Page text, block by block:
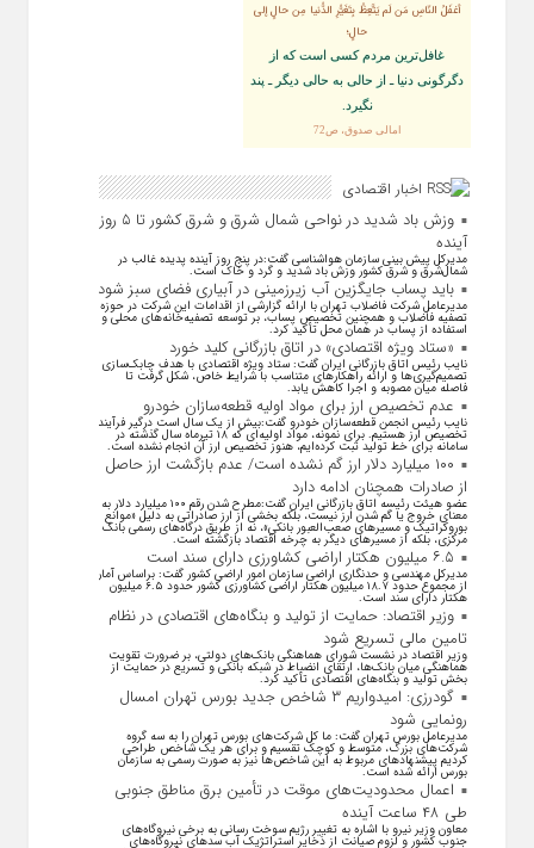
أغفَلُ النّاسِ مَن لَم يَتَّعِظْ بِتَغَيُّرِ الدُّنيا مِن حالٍ إلى
حالٍ؛
غافل‏‌ترين مردم كسى است كه از
دگرگونى دنيا ـ از حالى به حالى ديگر ـ پند
نگیرد.
امالی صدوق، ص72
اخبار اقتصادی
وزش باد شدید در نواحی شمال شرق و شرق کشور تا ۵ روز
آینده
مدیرکل پیش بینی سازمان هواشناسی گفت:در پنج روز آینده پدیده غالب در
شمال‌شرق و شرق کشور وزش باد شدید و گرد و خاک است.
باید پساب جایگزین آب‌ زیرزمینی در آبیاری فضای سبز شود
مدیرعامل شرکت فاضلاب تهران با ارائه گزارشی از اقدامات این شرکت در حوزه
تصفیه فاضلاب و همچنین تخصیص پساب، بر توسعه تصفیه‌خانه‌های محلی و
استفاده از پساب در همان محل تأکید کرد.
«ستاد ویژه اقتصادی» در اتاق بازرگانی کلید خورد
نایب رئیس اتاق بازرگانی ایران گفت: ستاد ویژه اقتصادی با هدف چابک‌سازی
تصمیم‌گیری‌ها و ارائه راهکار‌های متناسب با شرایط خاص، شکل گرفت تا
فاصله میان مصوبه و اجرا کاهش یابد.
عدم تخصیص ارز برای مواد اولیه قطعه‌سازان خودرو
نایب رئیس انجمن قطعه‌سازان خودرو گفت:بیش از یک سال است درگیر فرآیند
تخصیص ارز هستیم. برای نمونه، مواد اولیه‌ای که ۱۸ تیرماه سال گذشته در
سامانه برای خط تولید ثبت کرده‌ایم، هنوز تخصیص ارز آن انجام نشده است.
۱۰۰ میلیارد دلار ارز گم نشده است/ عدم بازگشت ارز حاصل
از صادرات همچنان ادامه دارد
عضو هیئت رئیسه اتاق بازرگانی ایران گفت:مطرح شدن رقم ۱۰۰ میلیارد دلار به
معنای خروج یا گم شدن ارز نیست، بلکه بخشی از ارز صادراتی به دلیل «موانع
بوروکراتیک و مسیر‌های صعب‌العبور بانکی»، نه از طریق درگاه‌های رسمی بانک
مرکزی، بلکه از مسیر‌های دیگر به چرخه اقتصاد بازگشته است.
۶.۵ میلیون هکتار اراضی کشاورزی دارای سند است
مدیرکل مهندسی و حدنگاری اراضی سازمان امور اراضی کشور گفت: براساس آمار
از مجموع حدود ۱۸.۷ میلیون هکتار اراضی کشاورزی کشور حدود ۶.۵ میلیون
هکتار دارای سند است.
وزیر اقتصاد: حمایت از تولید و بنگاه‌های اقتصادی در نظام
تامین مالی تسریع شود
وزیر اقتصاد در نشست شورای هماهنگی بانک‌های دولتی، بر ضرورت تقویت
هماهنگی میان بانک‌ها، ارتقای انضباط در شبکه بانکی و تسریع در حمایت از
بخش تولید و بنگاه‌های اقتصادی تأکید کرد.
گودرزی: امیدواریم ۳ شاخص جدید بورس تهران امسال
رونمایی شود
مدیرعامل بورس تهران گفت: ما کل شرکت‌های بورس تهران را به سه گروه
شرکت‌های بزرگ، متوسط و کوچک تقسیم و برای هر یک شاخص طراحی
کردیم پیشنهاد‌های مربوط به این شاخص‌ها نیز به صورت رسمی به سازمان
بورس ارائه شده است.
اعمال محدودیت‌های موقت در تأمین برق مناطق جنوبی
طی ۴۸ ساعت آینده
معاون وزیر نیرو با اشاره به تغییر رژیم سوخت رسانی به برخی نیروگاه‌های
جنوب کشور و لزوم صیانت از ذخایر استراتژیک آب سد‌های نیروگاه‌های